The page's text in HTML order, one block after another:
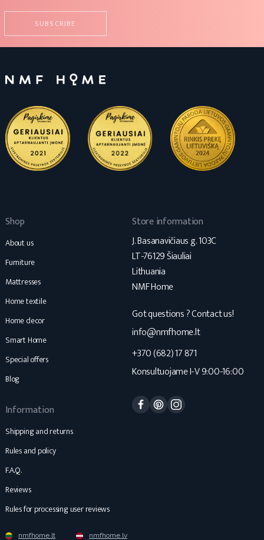
Shop
About us
Furniture
Mattresses
Home textile
Home decor
Smart Home
Special offers
Blog
Information
Shipping and returns
Rules and policy
F.A.Q.
Reviews
Rules for processing user reviews
Store information
J. Basanavičiaus g. 103C
LT-76129 Šiauliai
Lithuania
NMF Home
Got questions ? Contact us!
info@nmfhome.lt
+370 (682) 17 871
Konsultuojame I-V 9:00-16:00
Facebook
Pinterest
nmfhome.lt nmfhome.lv